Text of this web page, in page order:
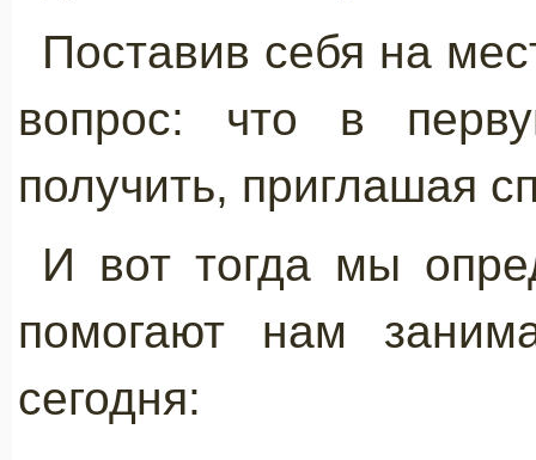
Поставив себя на
вопрос: что в
получить, приглашая
И вот тогда мы
помогают нам
сегодня: